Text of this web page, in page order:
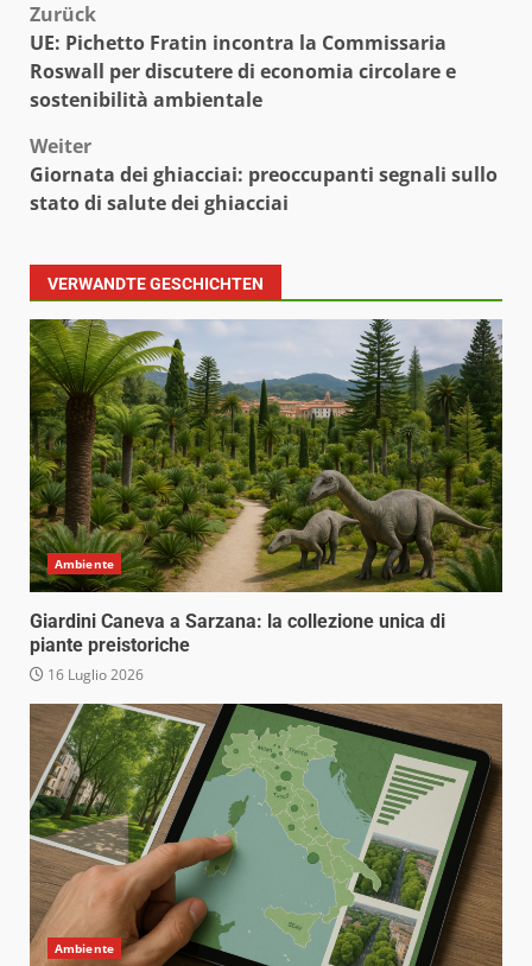
Beitragsnavigation
Zurück
UE: Pichetto Fratin incontra la Commissaria
Roswall per discutere di economia circolare e
sostenibilità ambientale
Weiter
Giornata dei ghiacciai: preoccupanti segnali sullo
stato di salute dei ghiacciai
VERWANDTE GESCHICHTEN
Ambiente
Giardini Caneva a Sarzana: la collezione unica di
piante preistoriche
16 Luglio 2026
Ambiente